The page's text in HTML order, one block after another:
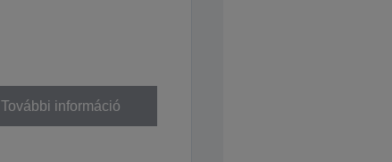
További információ